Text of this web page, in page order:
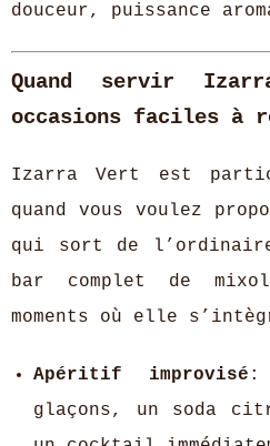
douceur, puissance
Quand servir
occasions faciles à
Izarra Vert est
quand vous voulez
qui sort de
bar complet de
moments où elle
Apéritif improvisé :
glaçons, un soda